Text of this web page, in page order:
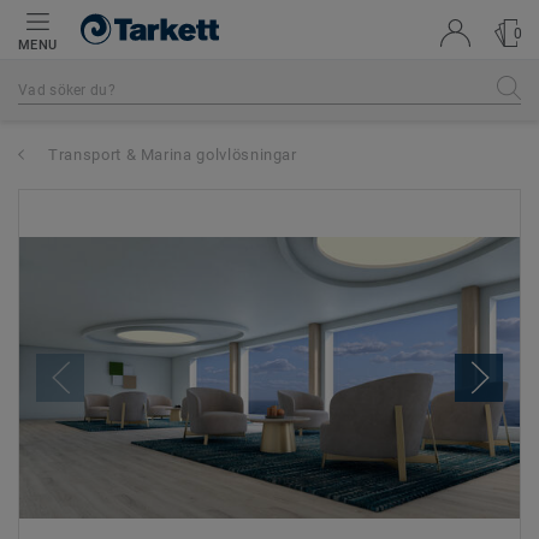
MENU
0
Transport & Marina golvlösningar